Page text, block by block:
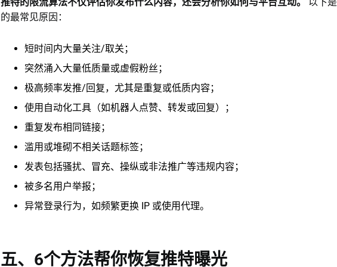
推特的限流算法不仅评估你发布什么内容，还会分析你如何与平台互动。
以下
的最常见原因：
短时间内大量关注/取关；
突然涌入大量低质量或虚假粉丝；
极高频率发推/回复，尤其是重复或低质内容；
使用自动化工具（如机器人点赞、转发或回复）；
重复发布相同链接；
滥用或堆砌不相关话题标签；
发表包括骚扰、冒充、操纵或非法推广等违规内容；
被多名用户举报；
异常登录行为，如频繁更换 IP 或使用代理。
五、6个方法帮你恢复推特曝光